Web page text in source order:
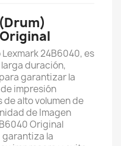
24B6040, es
duración,
garantizar la
impresión
alto volumen de
de Imagen
Original
garantiza la